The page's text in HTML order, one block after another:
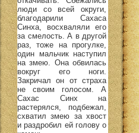
люди со всей округи,
благодарили Сахаса
Синха, восхваляли его
за смелость. А в другой
раз, тоже на прогулке,
один мальчик наступил
на змею. Она обвилась
вокруг его ноги.
Закричал он от страха
не своим голосом. А
Сахас Синх на
растерялся, подбежал,
схватил змею за хвост
и раздробил ей голову о